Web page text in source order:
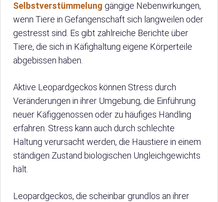
Selbstverstümmelung gängige Nebenwirkungen,
wenn Tiere in Gefangenschaft sich langweilen oder
gestresst sind. Es gibt zahlreiche Berichte über
Tiere, die sich in Käfighaltung eigene Körperteile
abgebissen haben.
Aktive Leopardgeckos können Stress durch
Veränderungen in ihrer Umgebung, die Einführung
neuer Käfiggenossen oder zu häufiges Handling
erfahren. Stress kann auch durch schlechte
Haltung verursacht werden, die Haustiere in einem
ständigen Zustand biologischen Ungleichgewichts
hält.
Leopardgeckos, die scheinbar grundlos an ihrer